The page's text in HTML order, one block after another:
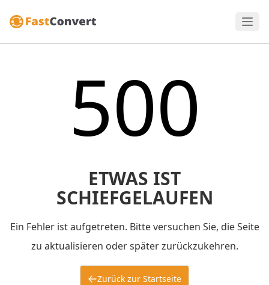
500
ETWAS IST
SCHIEFGELAUFEN
Ein Fehler ist aufgetreten. Bitte versuchen Sie, die Seite
zu aktualisieren oder später zurückzukehren.
Zurück zur Startseite